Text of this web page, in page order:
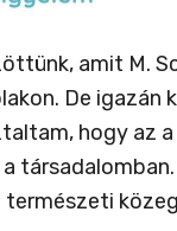
amit M.
De
hogy az
természeti